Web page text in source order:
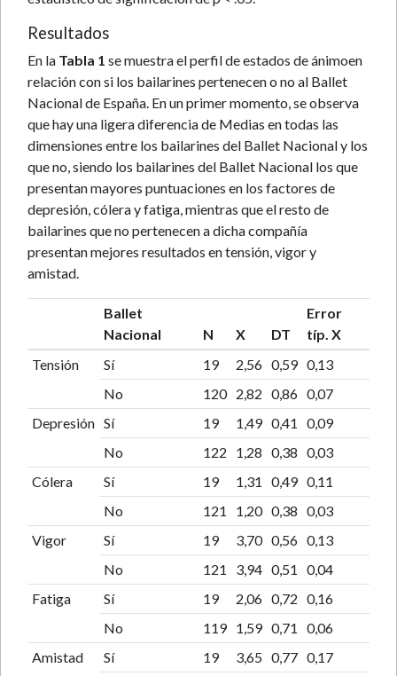
Resultados
En la Tabla 1 se muestra el perfil de estados de ánimoen
relación con si los bailarines pertenecen o no al Ballet
Nacional de España. En un primer momento, se observa
que hay una ligera diferencia de Medias en todas las
dimensiones entre los bailarines del Ballet Nacional y los
que no, siendo los bailarines del Ballet Nacional los que
presentan mayores puntuaciones en los factores de
depresión, cólera y fatiga, mientras que el resto de
bailarines que no pertenecen a dicha compañía
presentan mejores resultados en tensión, vigor y
amistad.
Ballet
Nacional
N X DT
Error
típ. X
Tensión
Sí 19 2,56 0,59 0,13
No
120 2,82 0,86 0,07
Depresión Sí 19 1,49 0,41
0,09
No
122 1,28 0,38 0,03
Cólera
Sí 19 1,31 0,49 0,11
No
121 1,20 0,38 0,03
Vigor
Sí 19 3,70 0,56 0,13
No
121 3,94 0,51
0,04
Fatiga
Sí 19 2,06 0,72 0,16
No
119 1,59 0,71
0,06
Amistad
Sí 19 3,65 0,77 0,17